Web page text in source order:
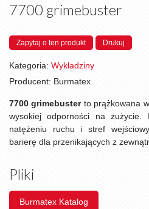
7700 grimebuster
Zapytaj o ten produkt Drukuj
Kategoria: Wykładziny
Producent: Burmatex
7700 grimebusterto prążkowana
wysokiej odporności na
natężeniu ruchu i stref
barierę dla przenikających z
Pliki
Burmatex Katalog